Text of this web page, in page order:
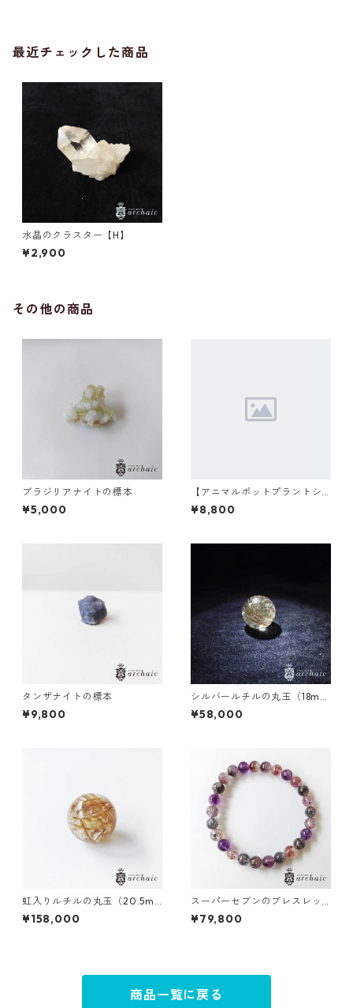
最近チェックした商品
水晶のクラスター【H】
¥2,900
その他の商品
ブラジリアナイトの標本
¥5,000
【アニマルポットプラントシ
リーズ】モンキー×セレウス×
丸サボテン
¥8,800
タンザナイトの標本
¥9,800
シルバールチルの丸玉（18m
m）
¥58,000
虹入りルチルの丸玉（20.5m
m）
¥158,000
スーパーセブンのブレスレッ
ト（6mm）
¥79,800
商品一覧に戻る